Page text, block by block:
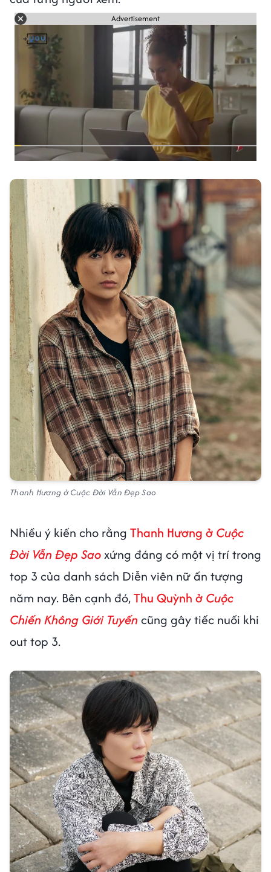
Advertisement
Thanh Hương ở Cuộc Đời Vẫn Đẹp Sao
Nhiều ý kiến cho rằng Thanh Hương ở Cuộc
Đời Vẫn Đẹp Saoxứng đáng có một vị trí trong
top 3 của danh sách Diễn viên nữ ấn tượng
năm nay. Bên cạnh đó,Thu Quỳnh ở Cuộc
Chiến Không Giới Tuyến cũng gây tiếc nuối khi
out top 3.